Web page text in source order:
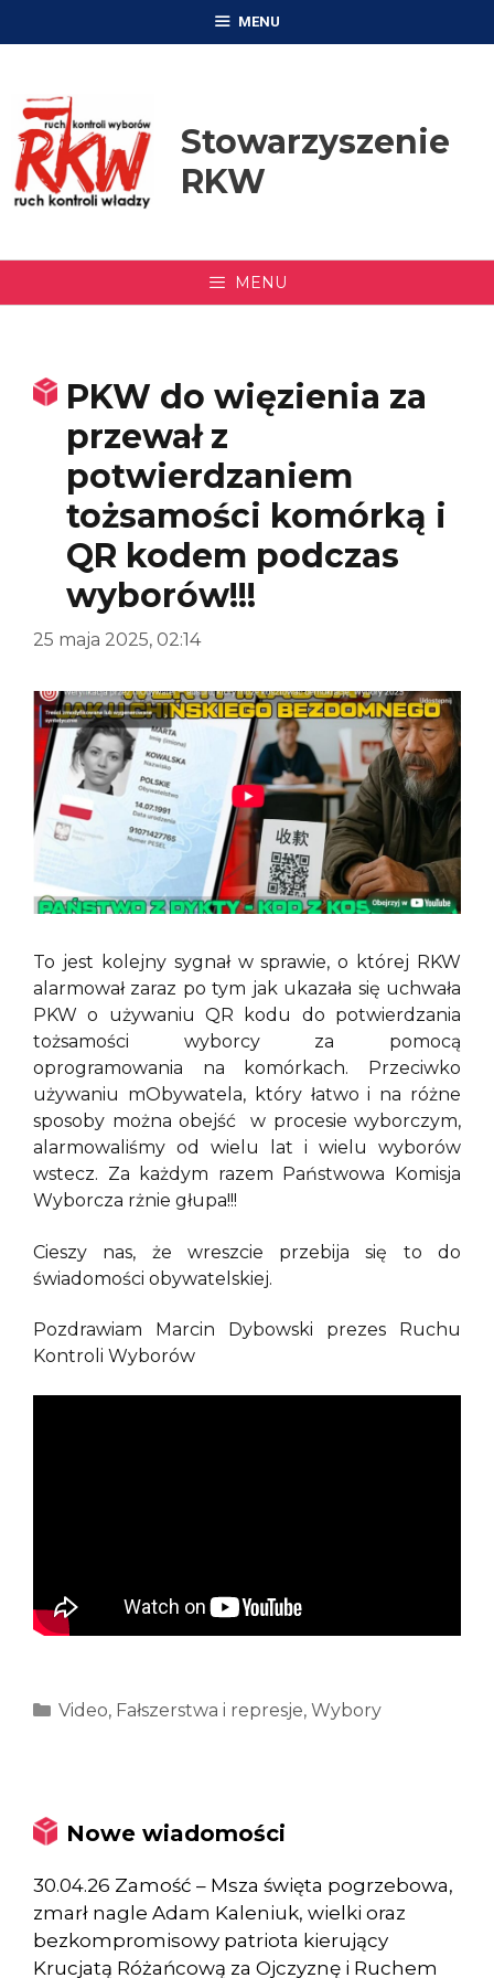
MENU
Stowarzyszenie
RKW
MENU
PKW do więzienia za
przewał z
potwierdzaniem
tożsamości komórką i
QR kodem podczas
wyborów!!!
25 maja 2025, 02:14
To jest kolejny sygnał w sprawie, o której RKW
alarmował zaraz po tym jak ukazała się uchwała
PKW o używaniu QR kodu do potwierdzania
tożsamości wyborcy za pomocą
oprogramowania na komórkach. Przeciwko
używaniu mObywatela, który łatwo i na różne
sposoby można obejść w procesie wyborczym,
alarmowaliśmy od wielu lat i wielu wyborów
wstecz. Za każdym razem Państwowa Komisja
Wyborcza rżnie głupa!!!
Cieszy nas, że wreszcie przebija się to do
świadomości obywatelskiej.
Pozdrawiam Marcin Dybowski prezes Ruchu
Kontroli Wyborów
Kategorie
Video, Fałszerstwa i represje, Wybory
Nowe wiadomości
30.04.26 Zamość – Msza święta pogrzebowa,
zmarł nagle Adam Kaleniuk, wielki oraz
bezkompromisowy patriota kierujący
Krucjatą Różańcową za Ojczyznę i Ruchem